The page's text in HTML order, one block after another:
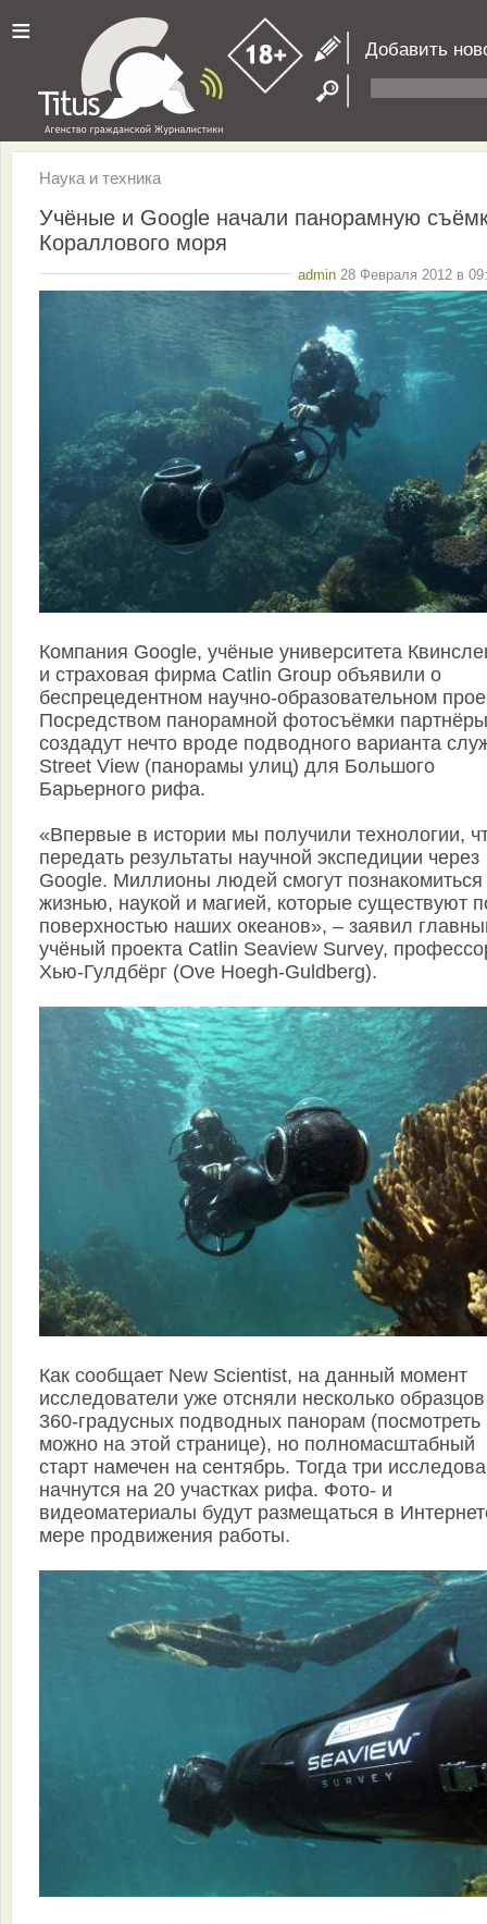
≡ Добавить
Наука и техника
Учёные и Google начали панорамную
Кораллового моря
admin 28 Февраля 2012 в
Компания Google, учёные университета
и страховая фирма Catlin Group объявили о
беспрецедентном научно-образовательном
Посредством панорамной фотосъёмки партнёры
создадут нечто вроде подводного варианта
Street View (панорамы улиц) для Большого
Барьерного рифа.
«Впервые в истории мы получили технологии,
передать результаты научной экспедиции через
Google. Миллионы людей смогут познакомиться
жизнью, наукой и магией, которые существуют
поверхностью наших океанов», – заявил
учёный проекта Catlin Seaview Survey,
Хью-Гулдбёрг (Ove Hoegh-Guldberg).
Как сообщает New Scientist, на данный момент
исследователи уже отсняли несколько образцов
360-градусных подводных панорам (посмотреть
можно на этой странице), но полномасштабный
старт намечен на сентябрь. Тогда три
начнутся на 20 участках рифа. Фото- и
видеоматериалы будут размещаться в
мере продвижения работы.